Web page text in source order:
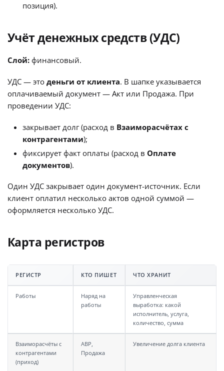
позиция).
Учёт денежных средств (УДС)
Слой: финансовый.
УДС — это деньги от клиента. В шапке указывается
оплачиваемый документ — Акт или Продажа. При
проведении УДС:
закрывает долг (расход в Взаиморасчётах с
контрагентами);
фиксирует факт оплаты (расход в Оплате
документов).
Один УДС закрывает один документ-источник. Если
клиент оплатил несколько актов одной суммой —
оформляется несколько УДС.
Карта регистров
РЕГИСТР КТО ПИШЕТ ЧТО ХРАНИТ
Работы
Наряд на
работы
Управленческая
выработка: какой
исполнитель, услуга,
количество, сумма
Взаиморасчёты с
контрагентами
(приход)
АВР,
Продажа
Увеличение долга клиента